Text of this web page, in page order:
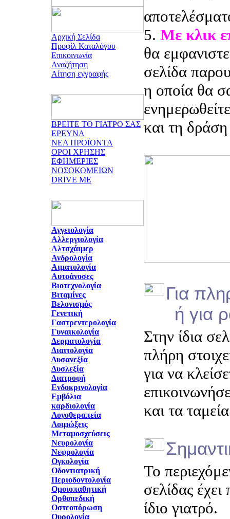
Αρχική Σελίδα
Προφίλ Καταλόγου
Επικοινωνία
Αναζήτηση
Αίτηση εγγραφής
ΒΡΕΙΤΕ ΤΟ ΓΙΑΤΡΟ ΣΑΣ
ΕΡΕΥΝΑ
ΝΕΑ ΠΡΟΪΟΝΤΑ
ΟΡΟΙ ΧΡΗΣΗΣ
ΕΦΗΜΕΡΙΕΣ
ΝΟΣΟΚΟΜΕΙΩΝ
DRIVE ME
Αγγειολογία
Αλλεργιολογία
Αλτσχάιμερ
Ανδρολογία
Αιματολογία
Αυτοάνοσες
Βιοτεχνολογία
Βιταμίνες
Βελονισμός
Γενετική
Γαστρεντερολογία
Γυναικολογία
Δερματολογία
Διαιτολογία
Δυσανεξία
Δυσλεξία
Διατροφή
Ενδοκρινολογία
Εμβόλια
καρδιολογία
Λογοθεραπεία
Λοιμώξεις
Μεταμοσχεύσεις
Νευρολογία
Νεφρολογία
Ογκολογία
Οδοντιατρική
Περιοδοντολογία
Ομοιοπαθητική
Ορθοπεδική
Οστεοπόρωση
Ουρολογία
5. Με κλικ
θα
σελίδα
η οποία θα
και τη
Για
ή για
Στην ίδια
πλήρη
για να
και τα
Το
σελίδας
ίδιο γιατρό.